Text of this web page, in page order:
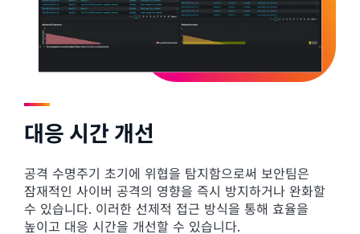
대응 시간 개선
공격 수명주기 초기에 위협을 탐지함으로써 보안팀은
잠재적인 사이버 공격의 영향을 즉시 방지하거나 완화할
수 있습니다. 이러한 선제적 접근 방식을 통해 효율을
높이고 대응 시간을 개선할 수 있습니다.